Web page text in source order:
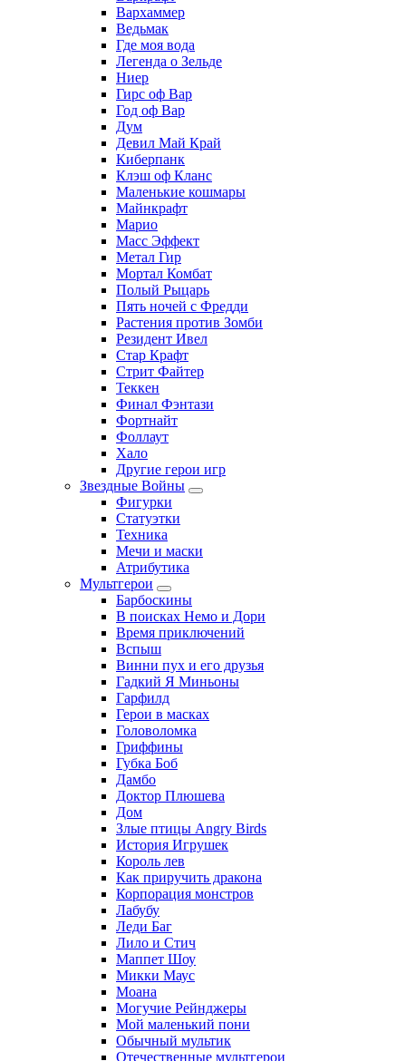
Вархаммер
Ведьмак
Где моя вода
Легенда о Зельде
Ниер
Гирс оф Вар
Год оф Вар
Дум
Девил Май Край
Киберпанк
Клэш оф Кланс
Маленькие кошмары
Майнкрафт
Марио
Масс Эффект
Метал Гир
Мортал Комбат
Полый Рыцарь
Пять ночей с Фредди
Растения против Зомби
Резидент Ивел
Стар Крафт
Стрит Файтер
Теккен
Финал Фэнтази
Фортнайт
Фоллаут
Хало
Другие герои игр
Звездные Войны
Фигурки
Статуэтки
Техника
Мечи и маски
Атрибутика
Мультгерои
Барбоскины
В поисках Немо и Дори
Время приключений
Вспыш
Винни пух и его друзья
Гадкий Я Миньоны
Гарфилд
Герои в масках
Головоломка
Гриффины
Губка Боб
Дамбо
Доктор Плюшева
Дом
Злые птицы Angry Birds
История Игрушек
Король лев
Как приручить дракона
Корпорация монстров
Лабубу
Леди Баг
Лило и Стич
Маппет Шоу
Микки Маус
Моана
Могучие Рейнджеры
Мой маленький пони
Обычный мультик
Отечественные мультгерои